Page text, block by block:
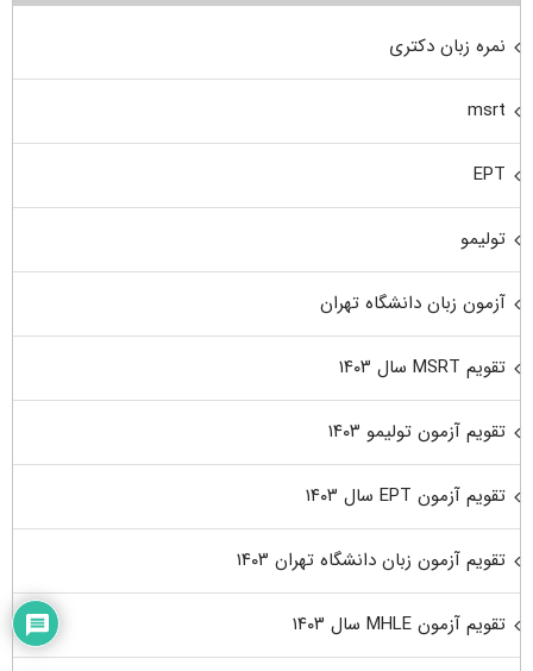
نمره زبان دکتری
msrt
EPT
تولیمو
آزمون زبان دانشگاه تهران
تقویم MSRT سال ۱۴۰۳
تقویم آزمون تولیمو ۱۴۰۳
تقویم آزمون EPT سال ۱۴۰۳
تقویم آزمون زبان دانشگاه تهران ۱۴۰۳
تقویم آزمون MHLE سال ۱۴۰۳